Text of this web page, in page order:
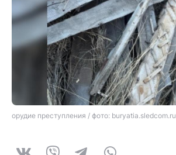
орудие преступления / фото: buryatia.sledcom.ru